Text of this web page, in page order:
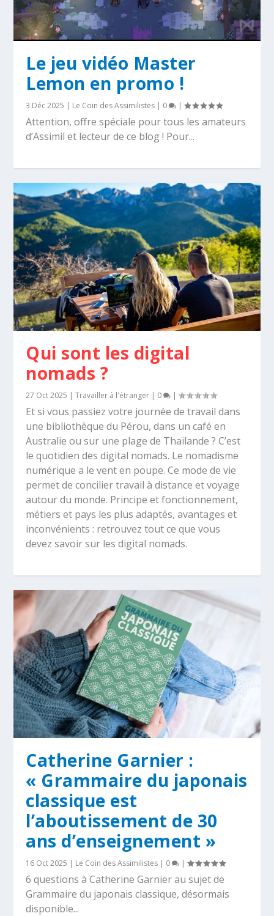
Le jeu vidéo Master
Lemon en promo !
3 Déc 2025 | Le Coin des Assimilistes | 0 |
Attention, offre spéciale pour tous les amateurs
d’Assimil et lecteur de ce blog ! Pour...
Qui sont les digital
nomads ?
27 Oct 2025 |Travailler à l'étranger | 0 |
Et si vous passiez votre journée de travail dans
une bibliothèque du Pérou, dans un café en
Australie ou sur une plage de Thaïlande ? C’est
le quotidien des digital nomads. Le nomadisme
numérique a le vent en poupe. Ce mode de vie
permet de concilier travail à distance et voyage
autour du monde. Principe et fonctionnement,
métiers et pays les plus adaptés, avantages et
inconvénients : retrouvez tout ce que vous
devez savoir sur les digital nomads.
Catherine Garnier :
« Grammaire du japonais
classique est
l’aboutissement de 30
ans d’enseignement »
16 Oct 2025 | Le Coin des Assimilistes | 0 |
6 questions à Catherine Garnier au sujet de
Grammaire du japonais classique, désormais
disponible...